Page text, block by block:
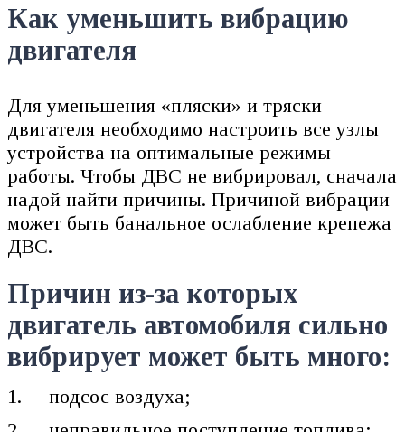
Как уменьшить вибрацию
двигателя
Для уменьшения «пляски» и тряски
двигателя необходимо настроить все узлы
устройства на оптимальные режимы
работы. Чтобы ДВС не вибрировал, сначала
надой найти причины. Причиной вибрации
может быть банальное ослабление крепежа
ДВС.
Причин из-за которых
двигатель автомобиля сильно
вибрирует может быть много:
подсос воздуха;